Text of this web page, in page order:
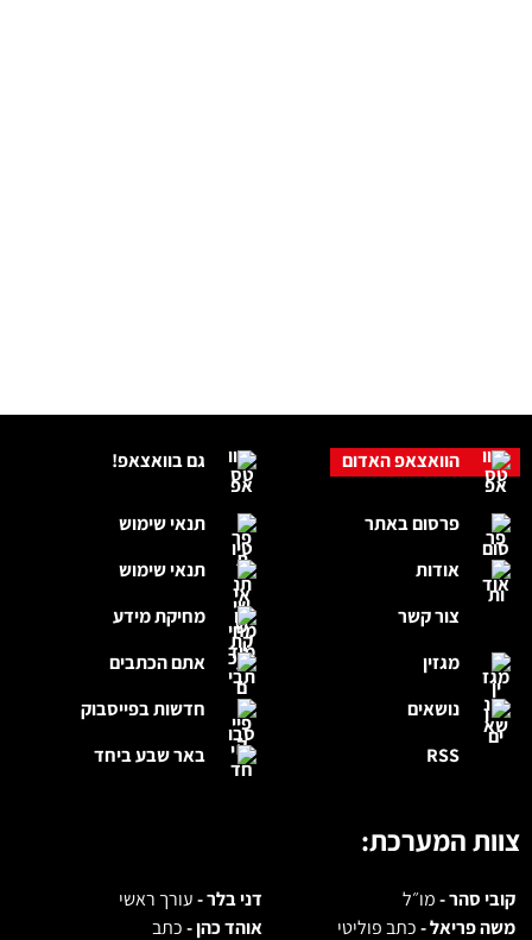
גם בוואצאפ!
תנאי שימוש
תנאי שימוש
מחיקת מידע
אתם הכתבים
חדשות בפייסבוק
באר שבע ביחד
הוואצאפ האדום
פרסום באתר
אודות
צור קשר
מגזין
נושאים
RSS
צוות המערכת:
קובי סהר -מו״ל דני בלר -עורך ראשי
משה פריאל -כתב פוליטי אוהד כהן -כתב